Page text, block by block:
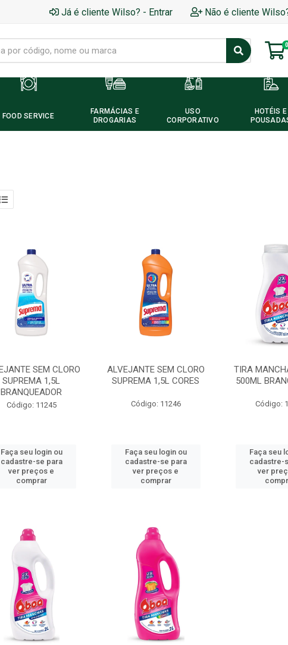
Já é cliente Wilso? - Entrar Não é cliente
0
FOOD SERVICE
FARMÁCIAS E
DROGARIAS
USO
CORPORATIVO
HOTÉIS E
SEM CLORO
SUPREMA 1,5L
BRANQUEADOR
Código: 11245
Faça seu login ou
cadastre-se para
ver preços e
comprar
ALVEJANTE SEM CLORO
SUPREMA 1,5L CORES
Código: 11246
Faça seu login ou
cadastre-se para
ver preços e
comprar
TIRA
500ML
Código:
Faça seu
cadastre-
ver